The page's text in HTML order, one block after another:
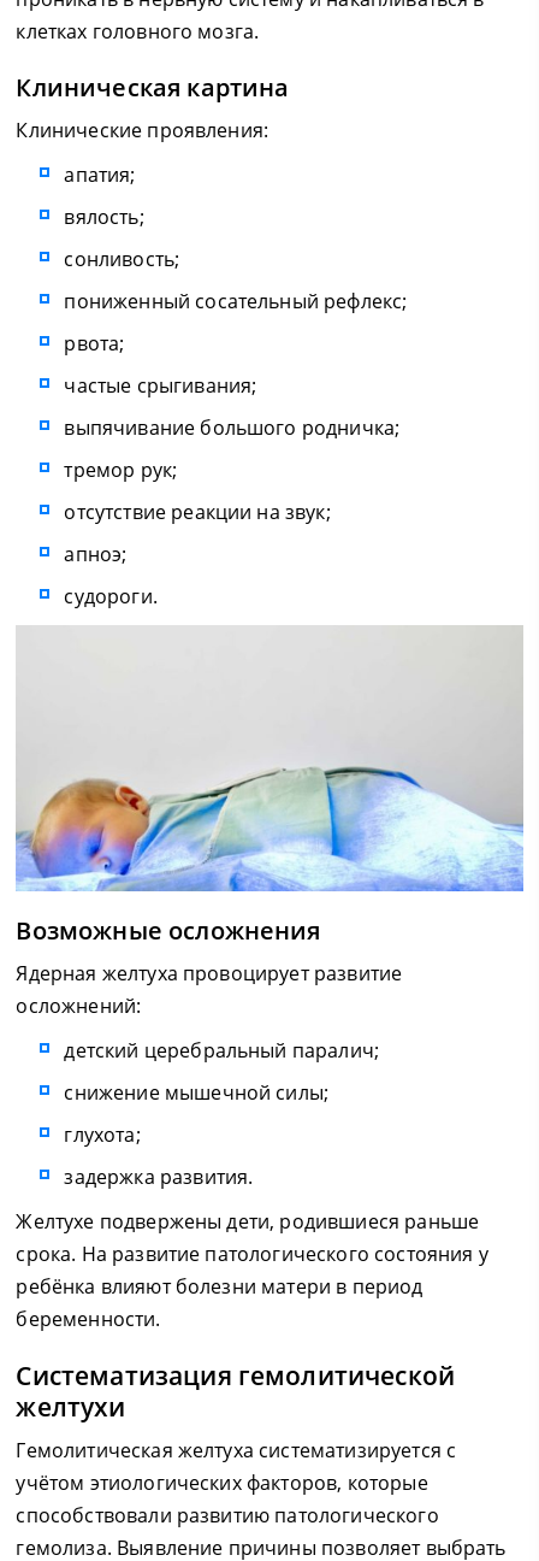
клетках головного мозга.
Клиническая картина
Клинические проявления:
апатия;
вялость;
сонливость;
пониженный сосательный рефлекс;
рвота;
частые срыгивания;
выпячивание большого родничка;
тремор рук;
отсутствие реакции на звук;
апноэ;
судороги.
Возможные осложнения
Ядерная желтуха провоцирует развитие
осложнений:
детский церебральный паралич;
снижение мышечной силы;
глухота;
задержка развития.
Желтухе подвержены дети, родившиеся раньше
срока. На развитие патологического состояния у
ребёнка влияют болезни матери в период
беременности.
Систематизация гемолитической
желтухи
Гемолитическая желтуха систематизируется с
учётом этиологических факторов, которые
способствовали развитию патологического
гемолиза. Выявление причины позволяет выбрать